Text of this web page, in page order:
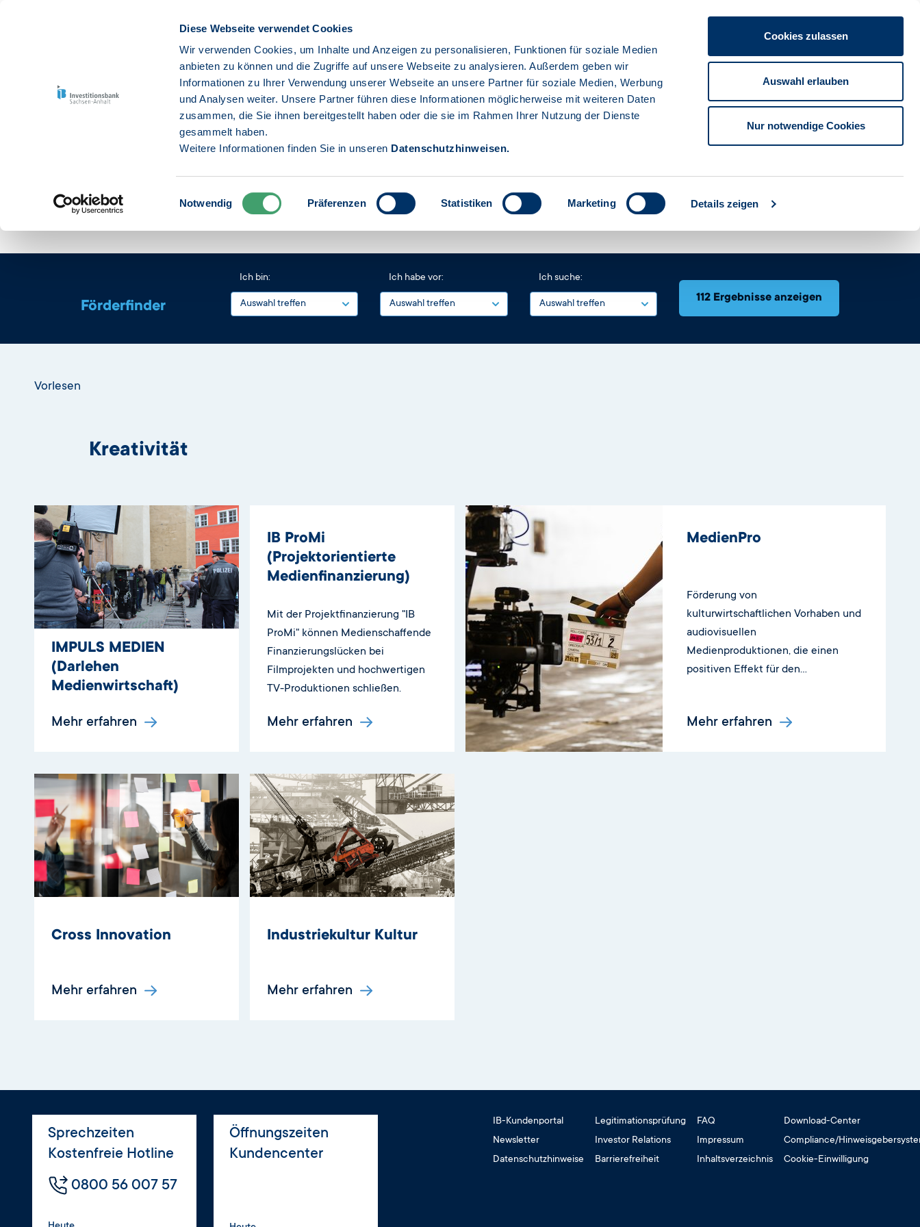
Diese Webseite verwendet Cookies
Wir verwenden Cookies, um Inhalte und Anzeigen zu personalisieren, Funktionen für soziale Medien
anbieten zu können und die Zugriffe auf unsere Webseite zu analysieren. Außerdem geben wir
Informationen zu Ihrer Verwendung unserer Webseite an unsere Partner für soziale Medien, Werbung
und Analysen weiter. Unsere Partner führen diese Informationen möglicherweise mit weiteren Daten
zusammen, die Sie ihnen bereitgestellt haben oder die sie im Rahmen Ihrer Nutzung der Dienste
gesammelt haben.
Weitere Informationen finden Sie in unseren Datenschutzhinweisen.
Einwilligungsauswahl
Notwendig Präferenzen Statistiken Marketing Details zeigen
Cookies zulassen
Auswahl erlauben
Nur notwendige Cookies
Sprache:Deutsch
Unternehmen Privatpersonen
Öffentliche
Einrichtungen
Die
Investitionsbank
Suche starten
Startseite
Unternehmen Kreativität
Förderfinder
Ich bin: Ich habe vor: Ich suche:
112 Ergebnisse anzeigen
Vorlesen
Kreativität
IMPULS MEDIEN
(Darlehen
Medienwirtschaft)
Mehr erfahren
IB ProMi
(Projektorientierte
Medienfinanzierung)
Mit der Projektfinanzierung "IB
ProMi" können Medienschaffende
Finanzierungslücken bei
Filmprojekten und hochwertigen
TV-Produktionen schließen.
Mehr erfahren
MedienPro
Förderung von
kulturwirtschaftlichen Vorhaben und
audiovisuellen
Medienproduktionen, die einen
positiven Effekt für den
Mehr erfahren
Cross Innovation
Mehr erfahren
Industriekultur Kultur
Mehr erfahren
Sprechzeiten
Kostenfreie Hotline
0800 56 007 57
Öffnungszeiten
Kundencenter
IB-Kundenportal Legitimationsprüfung FAQ
Download-Center
Newsletter
Investor Relations Impressum
Compliance/
Datenschutzhinweise
Barrierefreiheit Inhaltsverzeichnis Cookie-Einwilligung